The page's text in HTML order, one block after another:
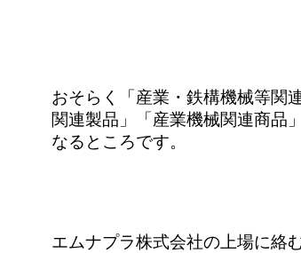
おそらく「産業・鉄構機械等関
関連製品」「産業機械関連商品
なるところです。
エムナプラ株式会社の上場に絡